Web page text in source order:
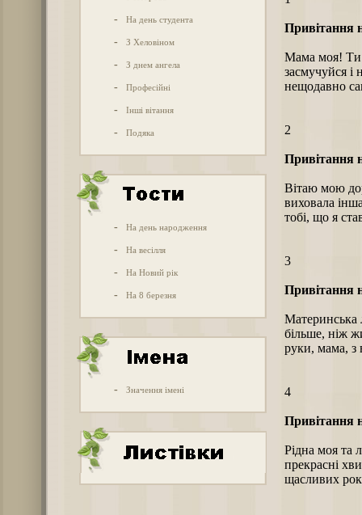
- На день студента
- З Хеловіном
- З днем ангела
- Професійні
- Інші вітання
- Подяка
- На день народження
- На весілля
- На Новий рік
- На 8 березня
- Значення імені
Привітання
Мама моя! Ти
засмучуйся і
нещодавно
2
Привітання
Вітаю мою
виховала
тобі, що я
3
Привітання
Материнська
більше, ніж
руки, мама, з
4
Привітання
Рідна моя та
прекрасні
щасливих